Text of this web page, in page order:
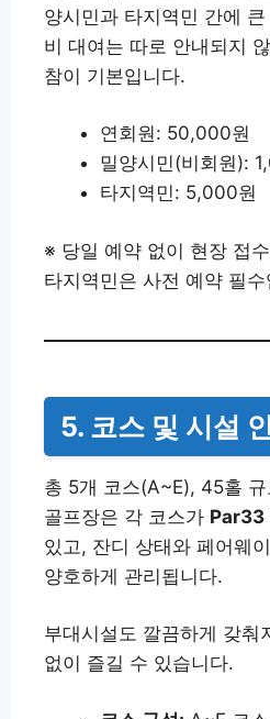
양시민과 타지역민 간에
비 대여는 따로 안내되지
참이 기본입니다.
연회원: 50,000원
밀양시민(비회원):
타지역민: 5,000원
※ 당일 예약 없이 현장 접
타지역민은 사전 예약 필수
5. 코스 및 시설
총 5개 코스(A~E), 45홀
골프장은 각 코스가 Par33
있고, 잔디 상태와 페어웨
양호하게 관리됩니다.
부대시설도 깔끔하게 갖춰
없이 즐길 수 있습니다.